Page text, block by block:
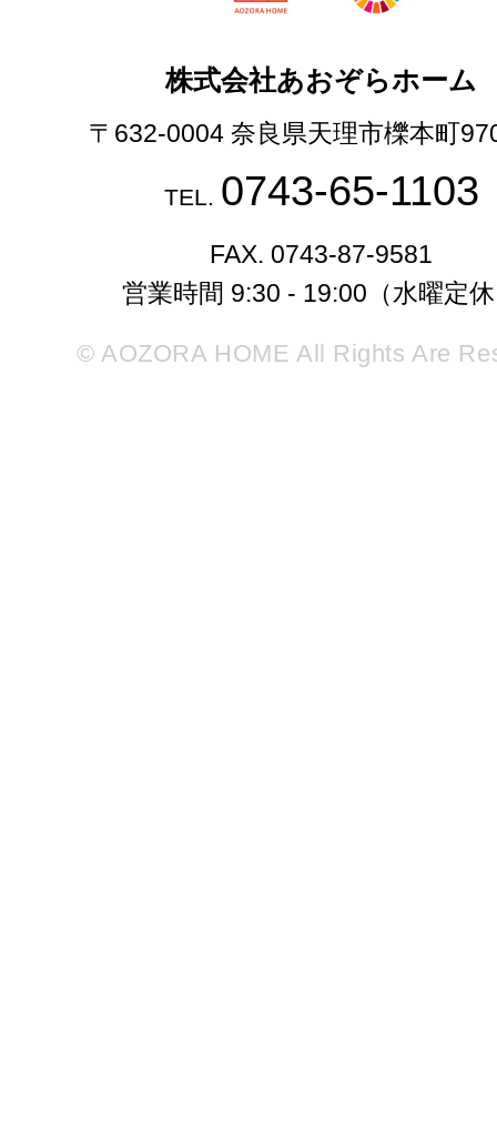
株式会社あおぞらホーム
〒632-0004 奈良県天理市櫟本町
TEL. 0743-65-1103
FAX. 0743-87-9581
営業時間 9:30 - 19:00（水曜定
© AOZORA HOME All Rights Are